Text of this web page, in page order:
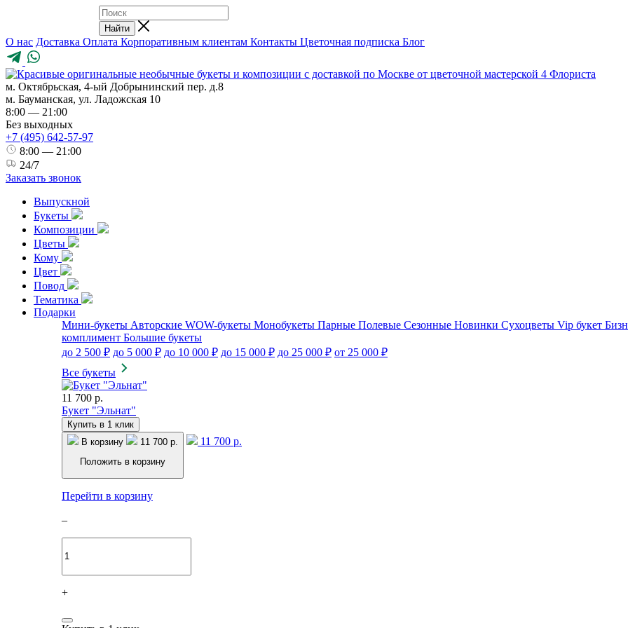
Найти
О нас Доставка Оплата Корпоративным клиентам Контакты Цветочная подписка Блог
м. Октябрьская, 4-ый Добрынинский пер. д.8
м. Бауманская, ул. Ладожская 10
8:00 — 21:00
Без выходных
+7 (495) 642-57-97
8:00 — 21:00
24/7
Заказать звонок
Выпускной
Букеты
Композиции
Цветы
Кому
Цвет
Повод
Тематика
Подарки
Мини-букеты Авторские WOW-букеты Монобукеты Парные Полевые Сезонные Новинки Сухоцветы Vip букет
комплимент Большие букеты
до 2 500 ₽ до 5 000 ₽ до 10 000 ₽ до 15 000 ₽ до 25 000 ₽ от 25 000 ₽
Все букеты
11 700 р.
Букет "Эльнат"
Купить в 1 клик
В корзину
11 700 р.
Положить в корзину
11 700 р.
Перейти в корзину
–
+